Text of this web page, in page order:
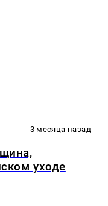
3 месяца назад
уходе